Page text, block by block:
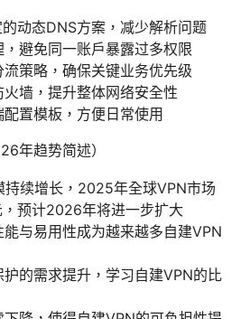
动态DNS方案，减少解析问题
避免同一账户暴露过多权限
策略，确保关键业务优先级
墙，提升整体网络安全性
置模板，方便日常使用
年趋势简述）
持续增长，2025年全球VPN市场
预计2026年将进一步扩大
与易用性成为越来越多自建VPN
的需求提升，学习自建VPN的比